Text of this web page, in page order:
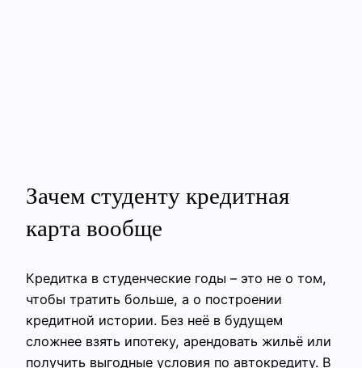
Зачем студенту кредитная
карта вообще
Кредитка в студенческие годы – это не о том,
чтобы тратить больше, а о построении
кредитной истории. Без неё в будущем
сложнее взять ипотеку, арендовать жильё или
получить выгодные условия по автокредиту. В